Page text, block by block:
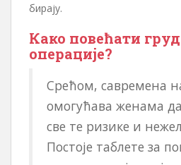
бирају.
Како повећати
операције?
Срећом, савремена
омогућава женама
све те ризике и
Постоје таблете за